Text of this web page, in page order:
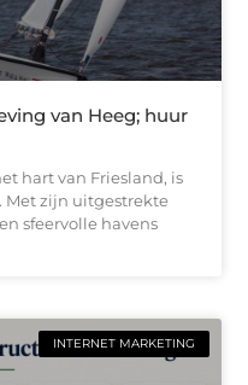
van Heeg; huur
hart van Friesland, is
Met zijn uitgestrekte
sfeervolle havens
INTERNET MARKETING